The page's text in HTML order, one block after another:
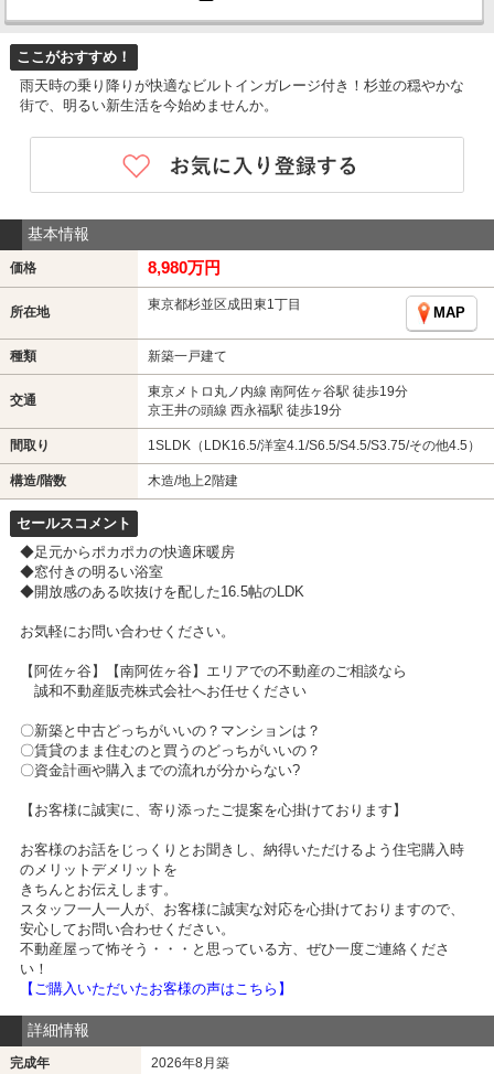
ここがおすすめ！
雨天時の乗り降りが快適なビルトインガレージ付き！杉並の穏やかな
街で、明るい新生活を今始めませんか。
基本情報
価格 8,980万円
所在地 東京都杉並区成田東1丁目
MAP
種類 新築一戸建て
交通
東京メトロ丸ノ内線 南阿佐ヶ谷駅 徒歩19分
京王井の頭線 西永福駅 徒歩19分
間取り 1SLDK（LDK16.5/洋室4.1/S6.5/S4.5/S3.75/その他4.5）
構造/階数 木造/地上2階建
セールスコメント
◆足元からポカポカの快適床暖房
◆窓付きの明るい浴室
◆開放感のある吹抜けを配した16.5帖のLDK
お気軽にお問い合わせください。
【阿佐ヶ谷】【南阿佐ヶ谷】エリアでの不動産のご相談なら
誠和不動産販売株式会社へお任せください
〇新築と中古どっちがいいの？マンションは？
〇賃貸のまま住むのと買うのどっちがいいの？
〇資金計画や購入までの流れが分からない?
【お客様に誠実に、寄り添ったご提案を心掛けております】
お客様のお話をじっくりとお聞きし、納得いただけるよう住宅購入時
のメリットデメリットを
きちんとお伝えします。
スタッフ一人一人が、お客様に誠実な対応を心掛けておりますので、
安心してお問い合わせください。
不動産屋って怖そう・・・と思っている方、ぜひ一度ご連絡くださ
い！
【ご購入いただいたお客様の声はこちら】
詳細情報
完成年 2026年8月築